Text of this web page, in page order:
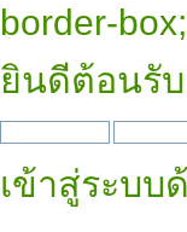
border-
ยินดีต้อนรั
เข้าสู่ระบบ